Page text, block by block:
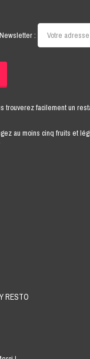
:
trouverez facilement un
au moins cinq fruits et
RESTO